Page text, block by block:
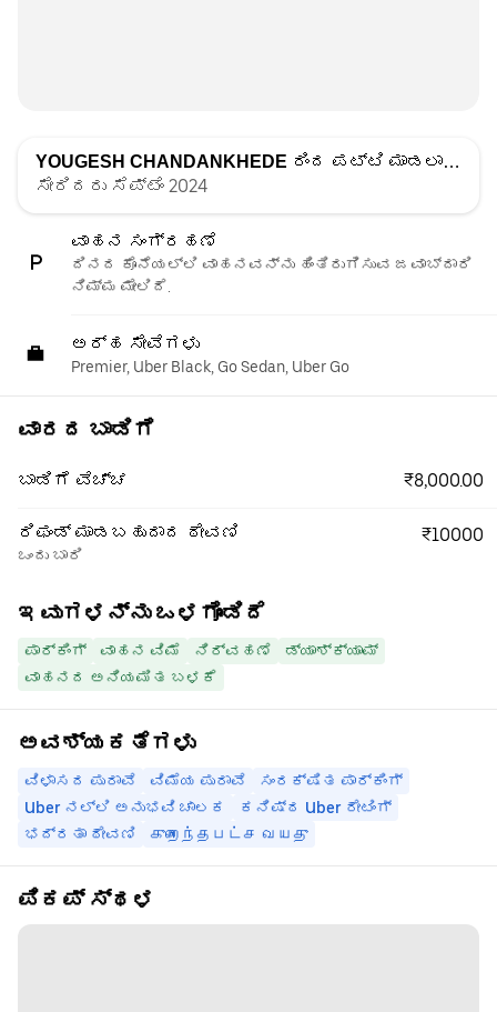
YOUGESH CHANDANKHEDE ರಿಂದ ಪಟ್ಟಿ ಮಾಡಲಾಗಿದೆ
ಸೇರಿದರು ಸೆಪ್ಟೆಂ 2024
ವಾಹನ ಸಂಗ್ರಹಣೆ
ದಿನದ ಕೊನೆಯಲ್ಲಿ ವಾಹನವನ್ನು ಹಿಂತಿರುಗಿಸುವ ಜವಾಬ್ದಾರಿ
ನಿಮ್ಮ ಮೇಲಿದೆ.
ಅರ್ಹ ಸೇವೆಗಳು
Premier, Uber Black, Go Sedan, Uber Go
ವಾರದ ಬಾಡಿಗೆ
ಬಾಡಿಗೆ ವೆಚ್ಚ ₹8,000.00
ರಿಫಂಡ್ ಮಾಡಬಹುದಾದ ಠೇವಣಿ
ಒಂದು ಬಾರಿ
₹10000
ಇವುಗಳನ್ನು ಒಳಗೊಂಡಿದೆ
ಪಾರ್ಕಿಂಗ್ ವಾಹನ ವಿಮೆ ನಿರ್ವಹಣೆ
ಡ್ಯಾಶ್‌ಕ್ಯಾಮ್
ವಾಹನದ ಅನಿಯಮಿತ ಬಳಕೆ
ಅವಶ್ಯಕತೆಗಳು
ವಿಳಾಸದ ಪುರಾವೆ ವಿಮೆಯ ಪುರಾವೆ
ಸಂರಕ್ಷಿತ ಪಾರ್ಕಿಂಗ್
Uber ನಲ್ಲಿ ಅನುಭವಿ ಚಾಲಕ
ಕನಿಷ್ಠ Uber ರೇಟಿಂಗ್
ಭದ್ರತಾ ಠೇವಣಿ
குறைந்தபட்ச வயது
ಪಿಕಪ್ ಸ್ಥಳ